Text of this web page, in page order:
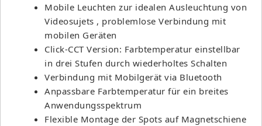
Mobile Leuchten zur idealen Ausleuchtung von
Videosujets , problemlose Verbindung mit
mobilen Geräten
Click-CCT Version: Farbtemperatur einstellbar
in drei Stufen durch wiederholtes Schalten
Verbindung mit Mobilgerät via Bluetooth
Anpassbare Farbtemperatur für ein breites
Anwendungsspektrum
Flexible Montage der Spots auf Magnetschiene